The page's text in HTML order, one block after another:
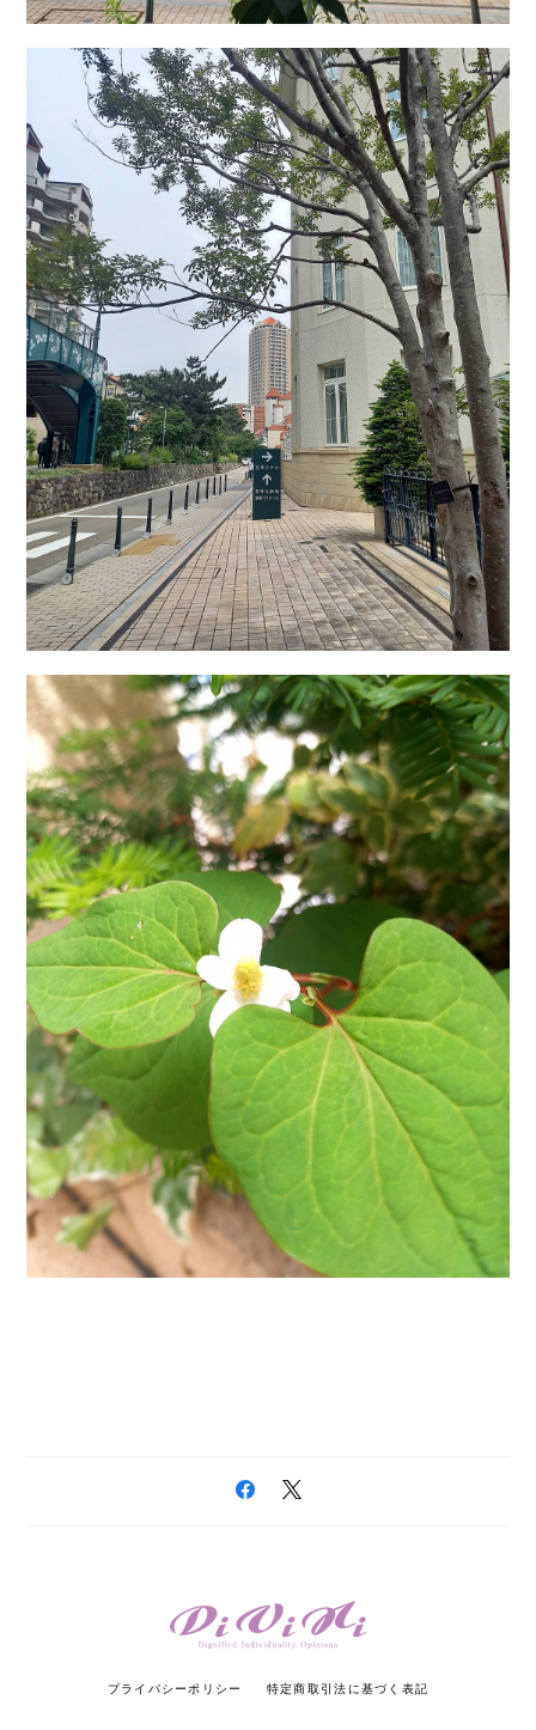
プライバシーポリシー 特定商取引法に基づく表記